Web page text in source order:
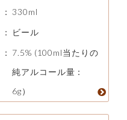
： 330ml
：
ビール
： 7.5% (100ml当たりの
純アルコール量：
6g）